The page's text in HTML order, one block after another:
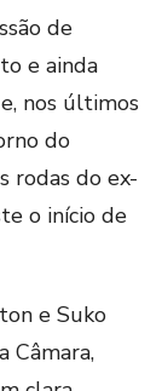
de
e ainda
nos últimos
do
rodas do ex-
o início de
e Suko
Câmara,